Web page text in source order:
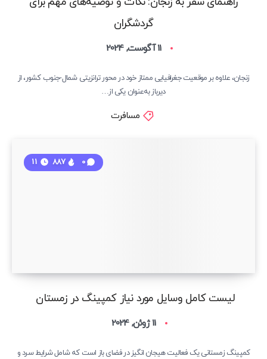
گردشگران
11 آگوست, 2024
زنجان، علاوه بر موقعیت جغرافیایی ممتاز خود در محور ترانزیتی شمال-جنوب کشور، از
دیرباز به‌عنوان یکی از…
مسافرت
لیست کامل وسایل مورد نیاز کمپینگ در زمستان
0
887
11 ژوئن, 2024
کمپینگ زمستانی یک فعالیت هیجان انگیز در فضای باز است که شامل شرایط سرد و